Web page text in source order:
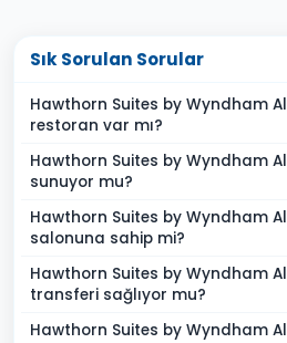
Sık Sorulan Sorular
Hawthorn Suites by Wyndham
restoran var mı?
Hawthorn Suites by Wyndham
sunuyor mu?
Hawthorn Suites by Wyndham
salonuna sahip mi?
Hawthorn Suites by Wyndham
transferi sağlıyor mu?
Hawthorn Suites by Wyndham